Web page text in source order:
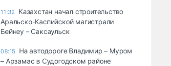
11:32 Казахстан начал строительство
Аральско-Каспийской магистрали
Бейнеу – Саксаульск
08:15 На автодороге Владимир – Муром
– Арзамас в Судогодском районе